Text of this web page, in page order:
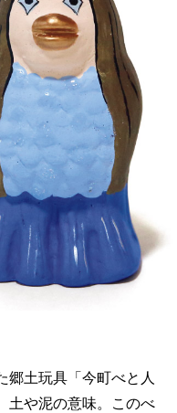
郷土玩具「今町べと人
土や泥の意味。このべ